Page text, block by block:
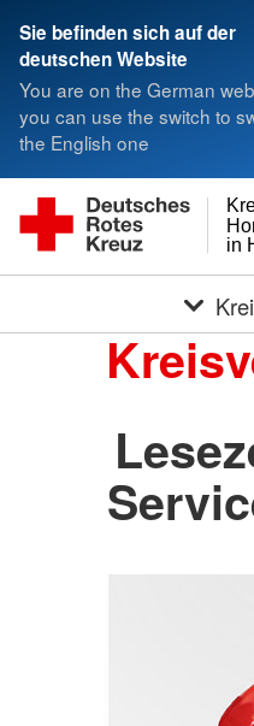
Sie befinden sich auf der
deutschen Website
You are on the German
you can use the switch to
the English one
in